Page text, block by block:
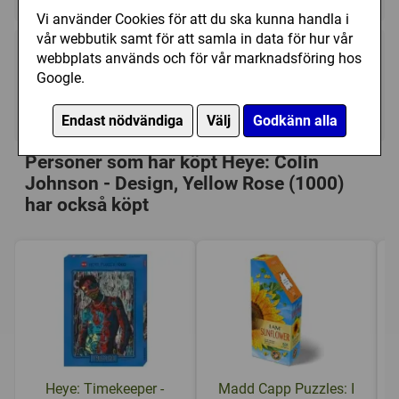
Vi använder Cookies för att du ska kunna handla i
vår webbutik samt för att samla in data för hur vår
webbplats används och för vår marknadsföring hos
Google.
Endast nödvändiga Välj Godkänn alla
189 kr Utgått
Ej tillgänglig
Personer som har köpt Heye: Colin
Johnson - Design, Yellow Rose (1000)
har också köpt
Heye: Timekeeper -
Madd Capp Puzzles: I